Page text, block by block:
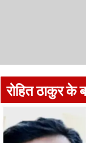
रोहित ठाकुर के